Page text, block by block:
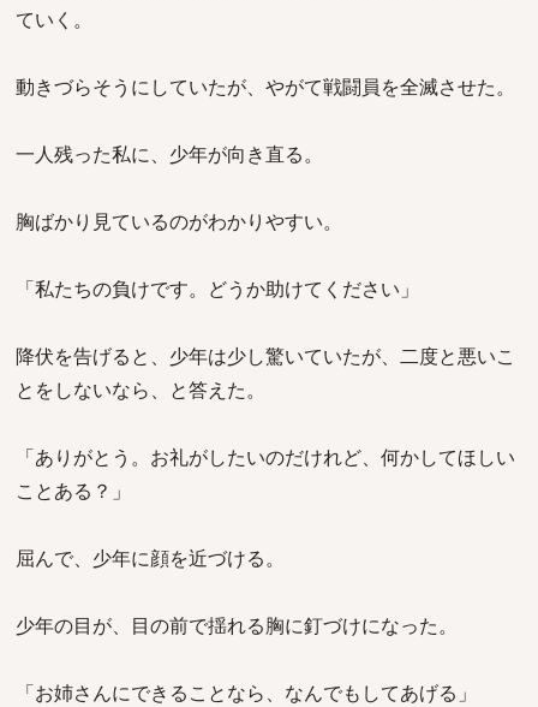
ていく。
動きづらそうにしていたが、やがて戦闘員を全滅させた。
一人残った私に、少年が向き直る。
胸ばかり見ているのがわかりやすい。
「私たちの負けです。どうか助けてください」
降伏を告げると、少年は少し驚いていたが、二度と悪いこ
とをしないなら、と答えた。
「ありがとう。お礼がしたいのだけれど、何かしてほしい
ことある？」
屈んで、少年に顔を近づける。
少年の目が、目の前で揺れる胸に釘づけになった。
「お姉さんにできることなら、なんでもしてあげる」